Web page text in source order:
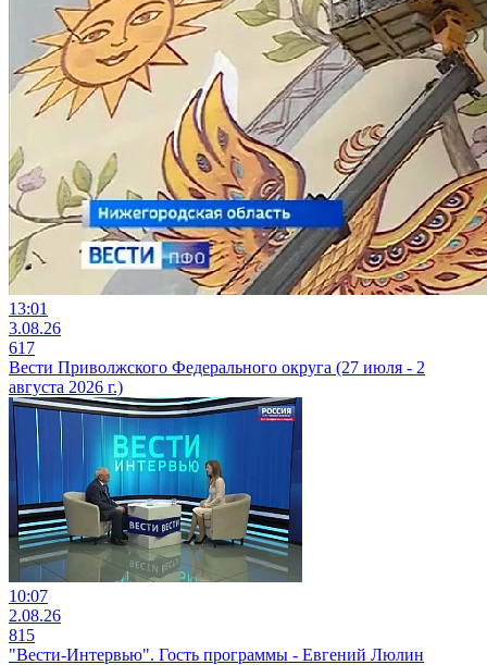
13:01
3.08.26
617
Вести Приволжского Федерального округа (27 июля - 2
августа 2026 г.)
10:07
2.08.26
815
"Вести-Интервью". Гость программы - Евгений Люлин